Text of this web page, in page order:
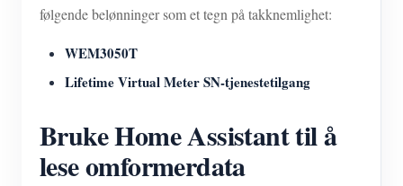
følgende belønninger som et tegn på takknemlighet:
WEM3050T
Lifetime Virtual Meter SN-tjenestetilgang
Bruke Home Assistant til å
lese omformerdata